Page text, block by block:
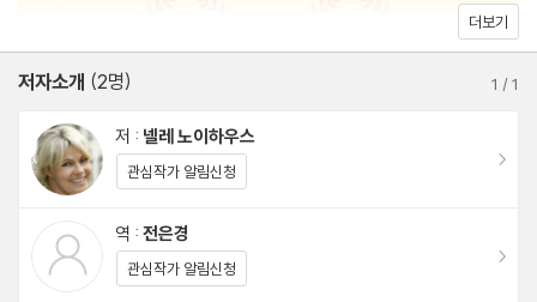
률을 기록했으며, 《백설공주에게 죽음을》은 2024년 여름 한국에
서도 드라마로 방영되어 뜨거운 호응을 얻고 있다.
석구석의 굵직한 이슈들을 팽팽한 긴장감, 유머와 디테일이 살아 숨
쉬는 강력한 서사로 엮어내는 넬레 노이하우스의 특징은 《몬스터》
에서 탁월하게 드러난다. 손에서 놓을 수 없는, 강력한 몰입력을 자
랑하는 이 작품을 다 읽어갈 즈음, 독자들은 이 시대에 진짜 ‘괴물’이
누구인지를 자문하게 될 것이다.
더보기
저자소개 (2명) 1 /1
저 : 넬레 노이하우스
관심작가 알림신청
역 : 전은경
관심작가 알림신청